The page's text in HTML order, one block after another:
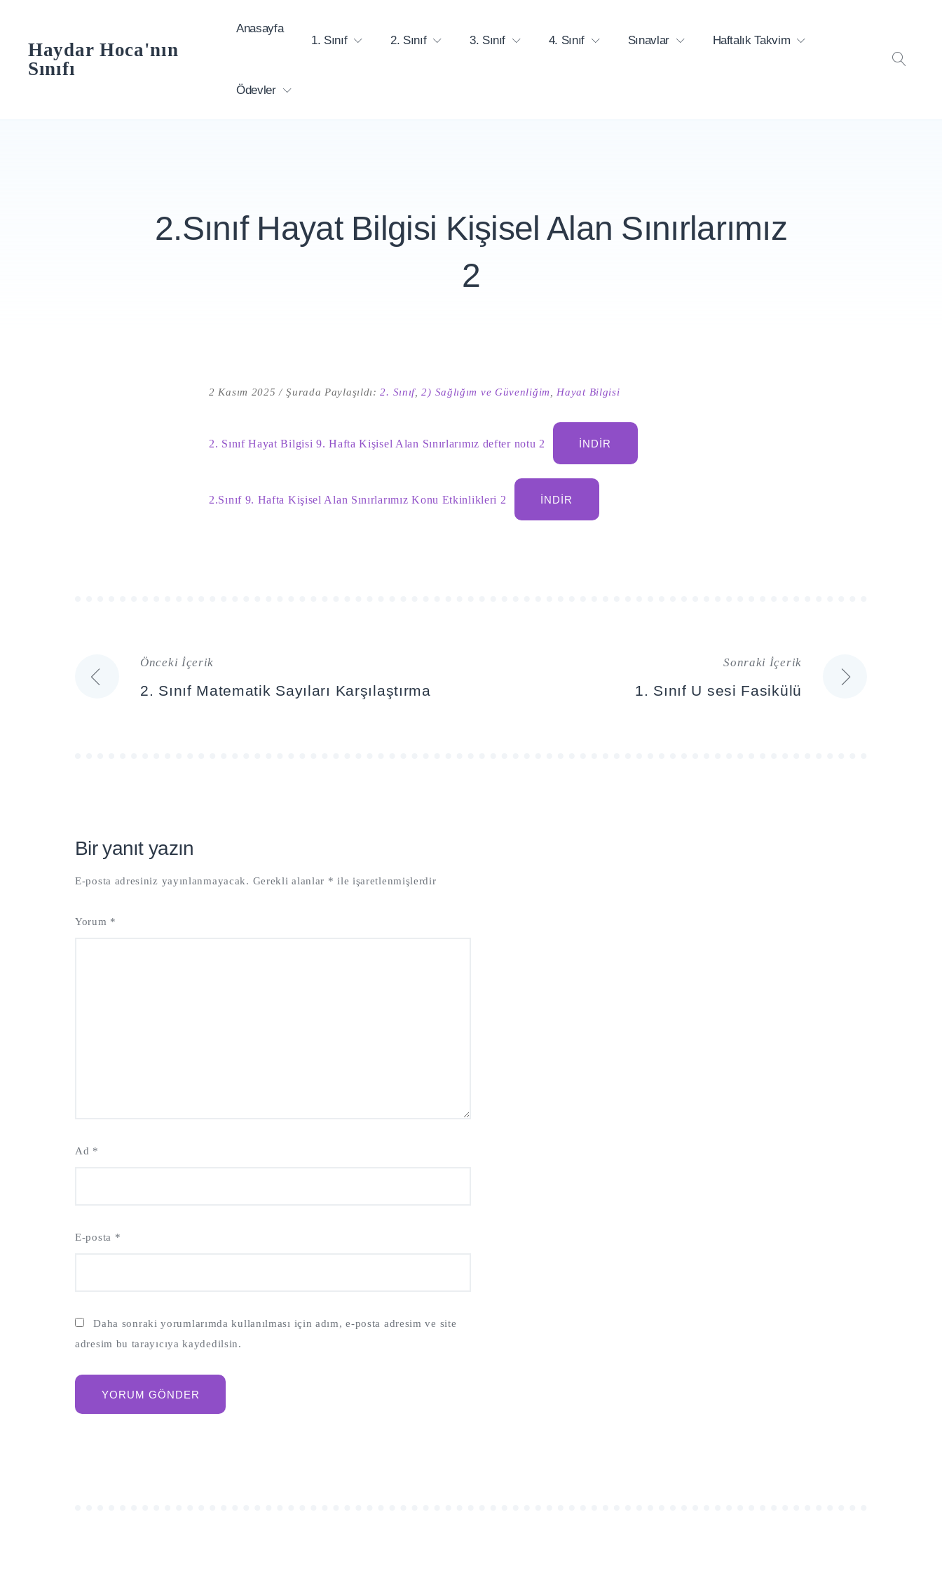
contentHaydar Hoca'nın
Sınıfı
Anasayfa
1. Sınıf
2. Sınıf 3. Sınıf 4. Sınıf Sınavlar Haftalık Takvim
Ödevler
2.Sınıf Hayat Bilgisi Kişisel Alan Sınırlarımız
2
2 Kasım 2025 Şurada Paylaşıldı:2. Sınıf,2) Sağlığım ve Güvenliğim Hayat Bilgisi
2. Sınıf Hayat Bilgisi 9. Hafta Kişisel Alan Sınırlarımız defter notu 2 İNDIR
2.Sınıf 9. Hafta Kişisel Alan Sınırlarımız Konu Etkinlikleri 2 İNDIR
Yazı
Önceki İçerik
2. Sınıf Matematik Sayıları Karşılaştırma
Sonraki İçerik
1. Sınıf U sesi Fasikülü
Bir yanıt yazın
E-posta adresiniz yayınlanmayacak. Gerekli alanlar * ile işaretlenmişlerdir
Yorum *
Ad *
E-posta *
Daha sonraki yorumlarımda kullanılması için adım, e-posta adresim ve site
adresim bu tarayıcıya kaydedilsin.